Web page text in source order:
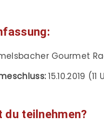
Gourmet
15.10.2019 (11
du teilnehmen?